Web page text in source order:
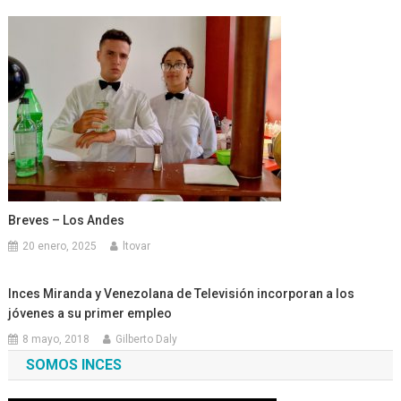
Breves – Los Andes
20 enero, 2025 ltovar
Inces Miranda y Venezolana de Televisión incorporan a los
jóvenes a su primer empleo
8 mayo, 2018 Gilberto Daly
SOMOS INCES